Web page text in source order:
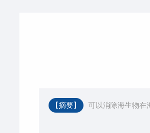
【摘要】 可以消除海生物在